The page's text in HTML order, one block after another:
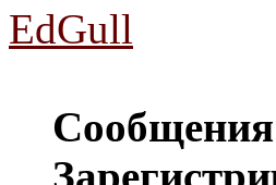
EdGull